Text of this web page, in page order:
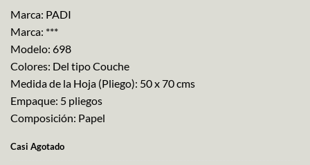
Marca: PADI
Marca: ***
Modelo: 698
Colores: Del tipo Couche
Medida de la Hoja (Pliego): 50 x 70 cms
Empaque: 5 pliegos
Composición: Papel
Casi Agotado